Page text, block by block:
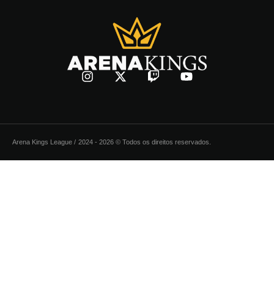
Arena Kings League / 2024 - 2026 © Todos os direitos reservados.